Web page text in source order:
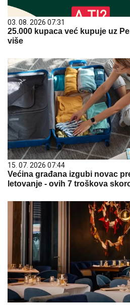
03. 08. 2026 07:31
25.000 kupaca već kupuje uz
više
15. 07. 2026 07:44
Većina građana izgubi novac
letovanje - ovih 7 troškova